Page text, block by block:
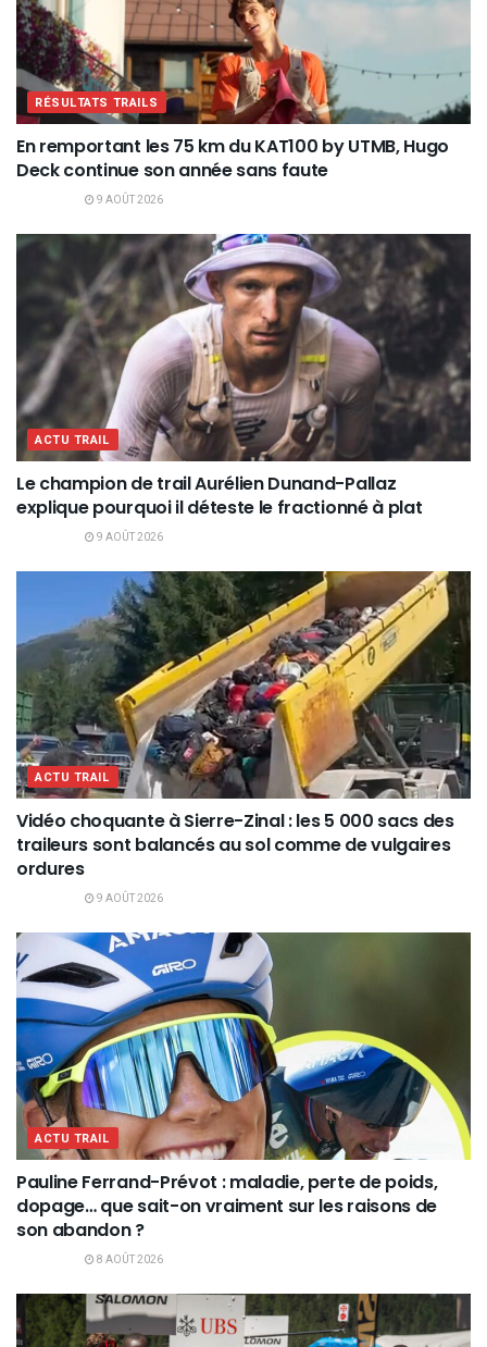
RÉSULTATS TRAILS
En remportant les 75 km du KAT100 by UTMB, Hugo
Deck continue son année sans faute
9 AOÛT 2026
ACTU TRAIL
Le champion de trail Aurélien Dunand-Pallaz
explique pourquoi il déteste le fractionné à plat
9 AOÛT 2026
ACTU TRAIL
Vidéo choquante à Sierre-Zinal : les 5 000 sacs des
traileurs sont balancés au sol comme de vulgaires
ordures
9 AOÛT 2026
ACTU TRAIL
Pauline Ferrand-Prévot : maladie, perte de poids,
dopage… que sait-on vraiment sur les raisons de
son abandon ?
8 AOÛT 2026